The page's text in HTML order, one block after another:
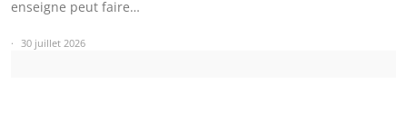
enseigne peut faire…
30 juillet 2026